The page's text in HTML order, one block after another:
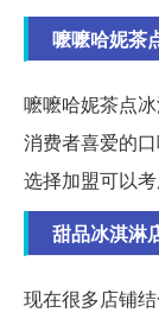
嚒嚒哈妮茶
嚒嚒哈妮茶点
消费者喜爱的
选择加盟可以考
甜品冰淇淋
现在很多店铺